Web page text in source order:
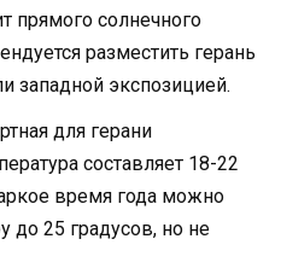
прямого солнечного
разместить герань
западной экспозицией.
для герани
составляет 18-22
время года можно
до 25 градусов, но не